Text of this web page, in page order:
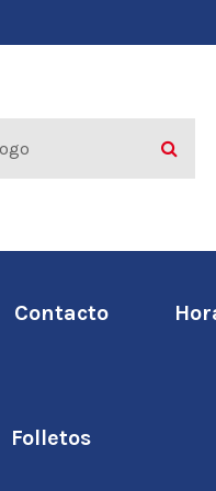
Contacto
Folletos